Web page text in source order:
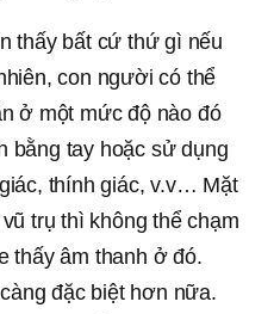
thấy bất cứ thứ gì nếu
con người có thể
ở một mức độ nào đó
bằng tay hoặc sử dụng
thính giác, v.v… Mặt
trụ thì không thể chạm
thấy âm thanh ở đó.
đặc biệt hơn nữa.